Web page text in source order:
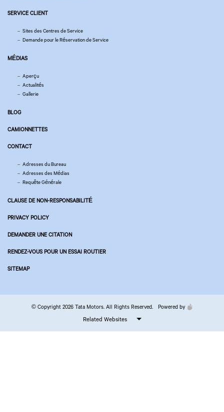
SERVICE CLIENT
Sites des Centres de Service
Demande pour le Réservation de Service
MÉDIAS
Aperçu
Actualités
Gallerie
BLOG
CAMIONNETTES
CONTACT
Adresses du Bureau
Adresses des Médias
Requête Générale
CLAUSE DE NON-RESPONSABILITÉ
PRIVACY POLICY
DEMANDER UNE CITATION
RENDEZ-VOUS POUR UN ESSAI ROUTIER
SITEMAP
© Copyright 2026 Tata Motors. All Rights Reserved. Powered by
Related Websites